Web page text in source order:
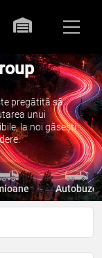
pregătită să
unui
la noi găsești
Autobuze